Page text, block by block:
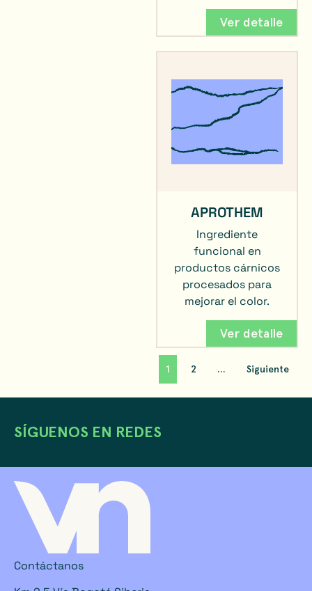
Ver detalle
APROTHEM
Ingrediente
funcional en
productos cárnicos
procesados para
mejorar el color.
Ver detalle
1 2 … Siguiente
SÍGUENOS EN REDES
Contáctanos